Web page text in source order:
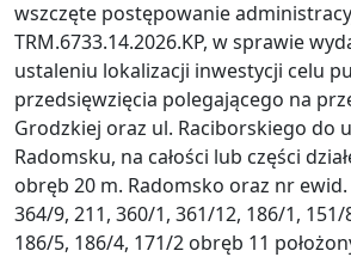
wszczęte postępowanie
TRM.6733.14.2026.KP, w sprawie
ustaleniu lokalizacji inwestycji celu
przedsięwzięcia polegającego na
Grodzkiej oraz ul. Raciborskiego do
Radomsku, na całości lub części
obręb 20 m. Radomsko oraz nr ewid.
364/9, 211, 360/1, 361/12, 186/1,
186/5, 186/4, 171/2 obręb 11